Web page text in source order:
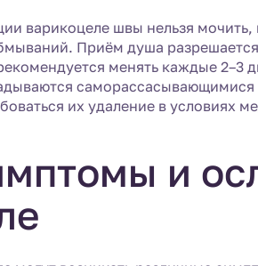
варикоцеле швы нельзя
Приём душа
менять каждые 2–3
их удаление в условиях
и